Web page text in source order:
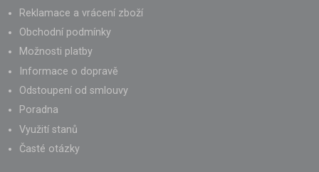
Reklamace a vrácení zboží
Obchodní podmínky
Možnosti platby
Informace o dopravě
Odstoupení od smlouvy
Poradna
Využití stanů
Časté otázky